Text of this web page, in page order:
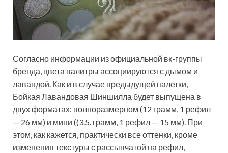
Согласно информации из официальной вк-группы
бренда, цвета палитры ассоциируются с дымом и
лавандой. Как и в случае предыдущей палетки,
Бойкая Лавандовая Шиншилла будет выпущена в
двух форматах: полноразмерном (12 грамм, 1 рефил
— 26 мм) и мини ((3.5. грамм, 1 рефил — 15 мм). При
этом, как кажется, практически все оттенки, кроме
изменения текстуры с рассыпчатой на рефил,